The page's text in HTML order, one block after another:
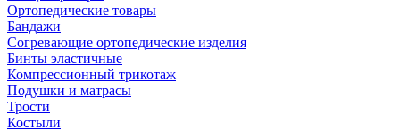
Ортопедические товары
Бандажи
Согревающие ортопедические изделия
Бинты эластичные
Компрессионный трикотаж
Подушки и матрасы
Трости
Костыли